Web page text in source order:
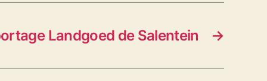
→
Landgoed de Salentein